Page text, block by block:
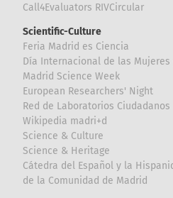
Call4Evaluators RIVCircular
Scientific-Culture
Feria Madrid es Ciencia
Día Internacional de las
Madrid Science Week
European Researchers' Night
Red de Laboratorios Ciudadanos
Wikipedia madri+d
Science & Culture
Science & Heritage
Cátedra del Español y la
de la Comunidad de Madrid